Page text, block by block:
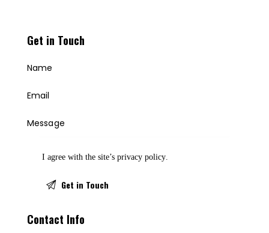
Get in Touch
I agree with the site’sprivacy policy
Contact Info